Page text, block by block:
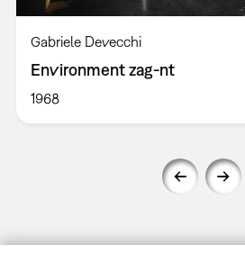
Gabriele Devecchi
Environment zag-nt
1968